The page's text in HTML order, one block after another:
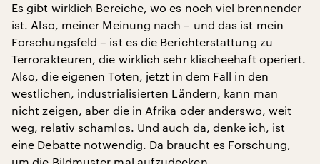
Es gibt wirklich Bereiche, wo es noch viel brennender
ist. Also, meiner Meinung nach – und das ist mein
Forschungsfeld – ist es die Berichterstattung zu
Terrorakteuren, die wirklich sehr klischeehaft operiert.
Also, die eigenen Toten, jetzt in dem Fall in den
westlichen, industrialisierten Ländern, kann man
nicht zeigen, aber die in Afrika oder anderswo, weit
weg, relativ schamlos. Und auch da, denke ich, ist
eine Debatte notwendig. Da braucht es Forschung,